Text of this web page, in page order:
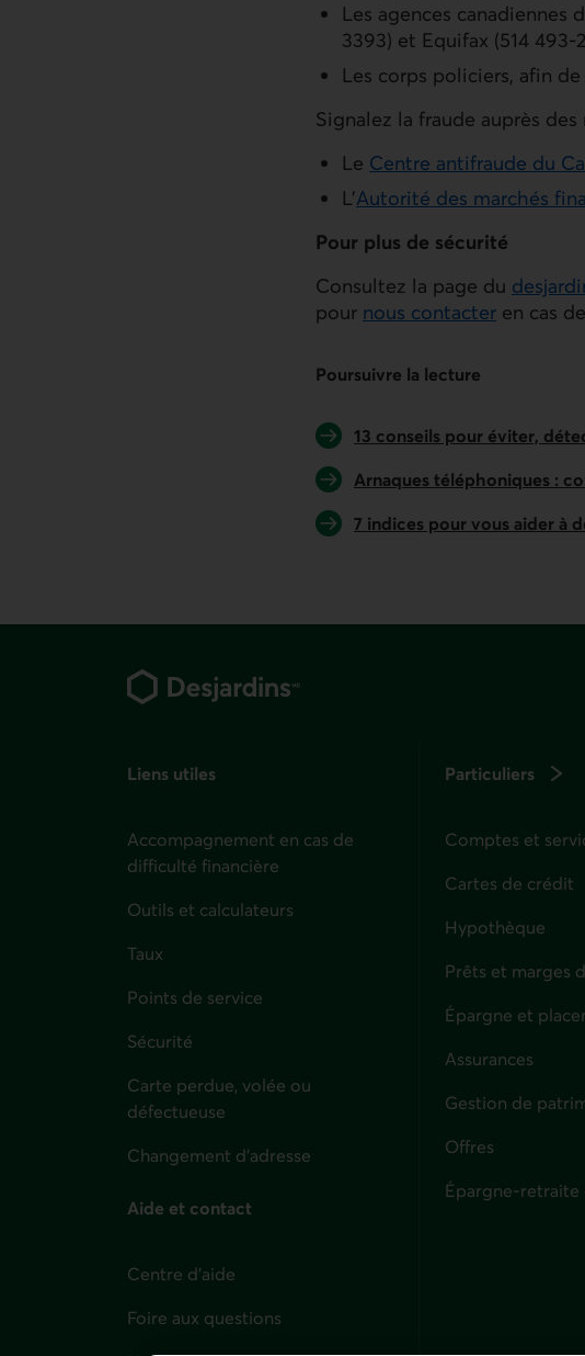
Les agences canadiennes
3393) et Equifax (514 493-
Les corps policiers, afin
Signalez la fraude auprès des
Le Centre antifraude du
L’Autorité des marchés
Pour plus de sécurité
Consultez la page du
pour nous contacter en cas
Poursuivre la lecture
13 conseils pour éviter,
Arnaques télé­phoniques :
7 indices pour vous aider à
Liens utiles
Accompagnement en cas de
difficulté financière
Outils et calculateurs
Taux
Points de service
Sécurité
Carte perdue, volée ou
défectueuse
Changement d'adresse
Aide et contact
Centre d'aide
Foire aux questions
Particuliers
Comptes et
Cartes de crédit
Hypothèque
Prêts et marges
Épargne et
Assurances
Gestion de
Offres
Épargne-retraite